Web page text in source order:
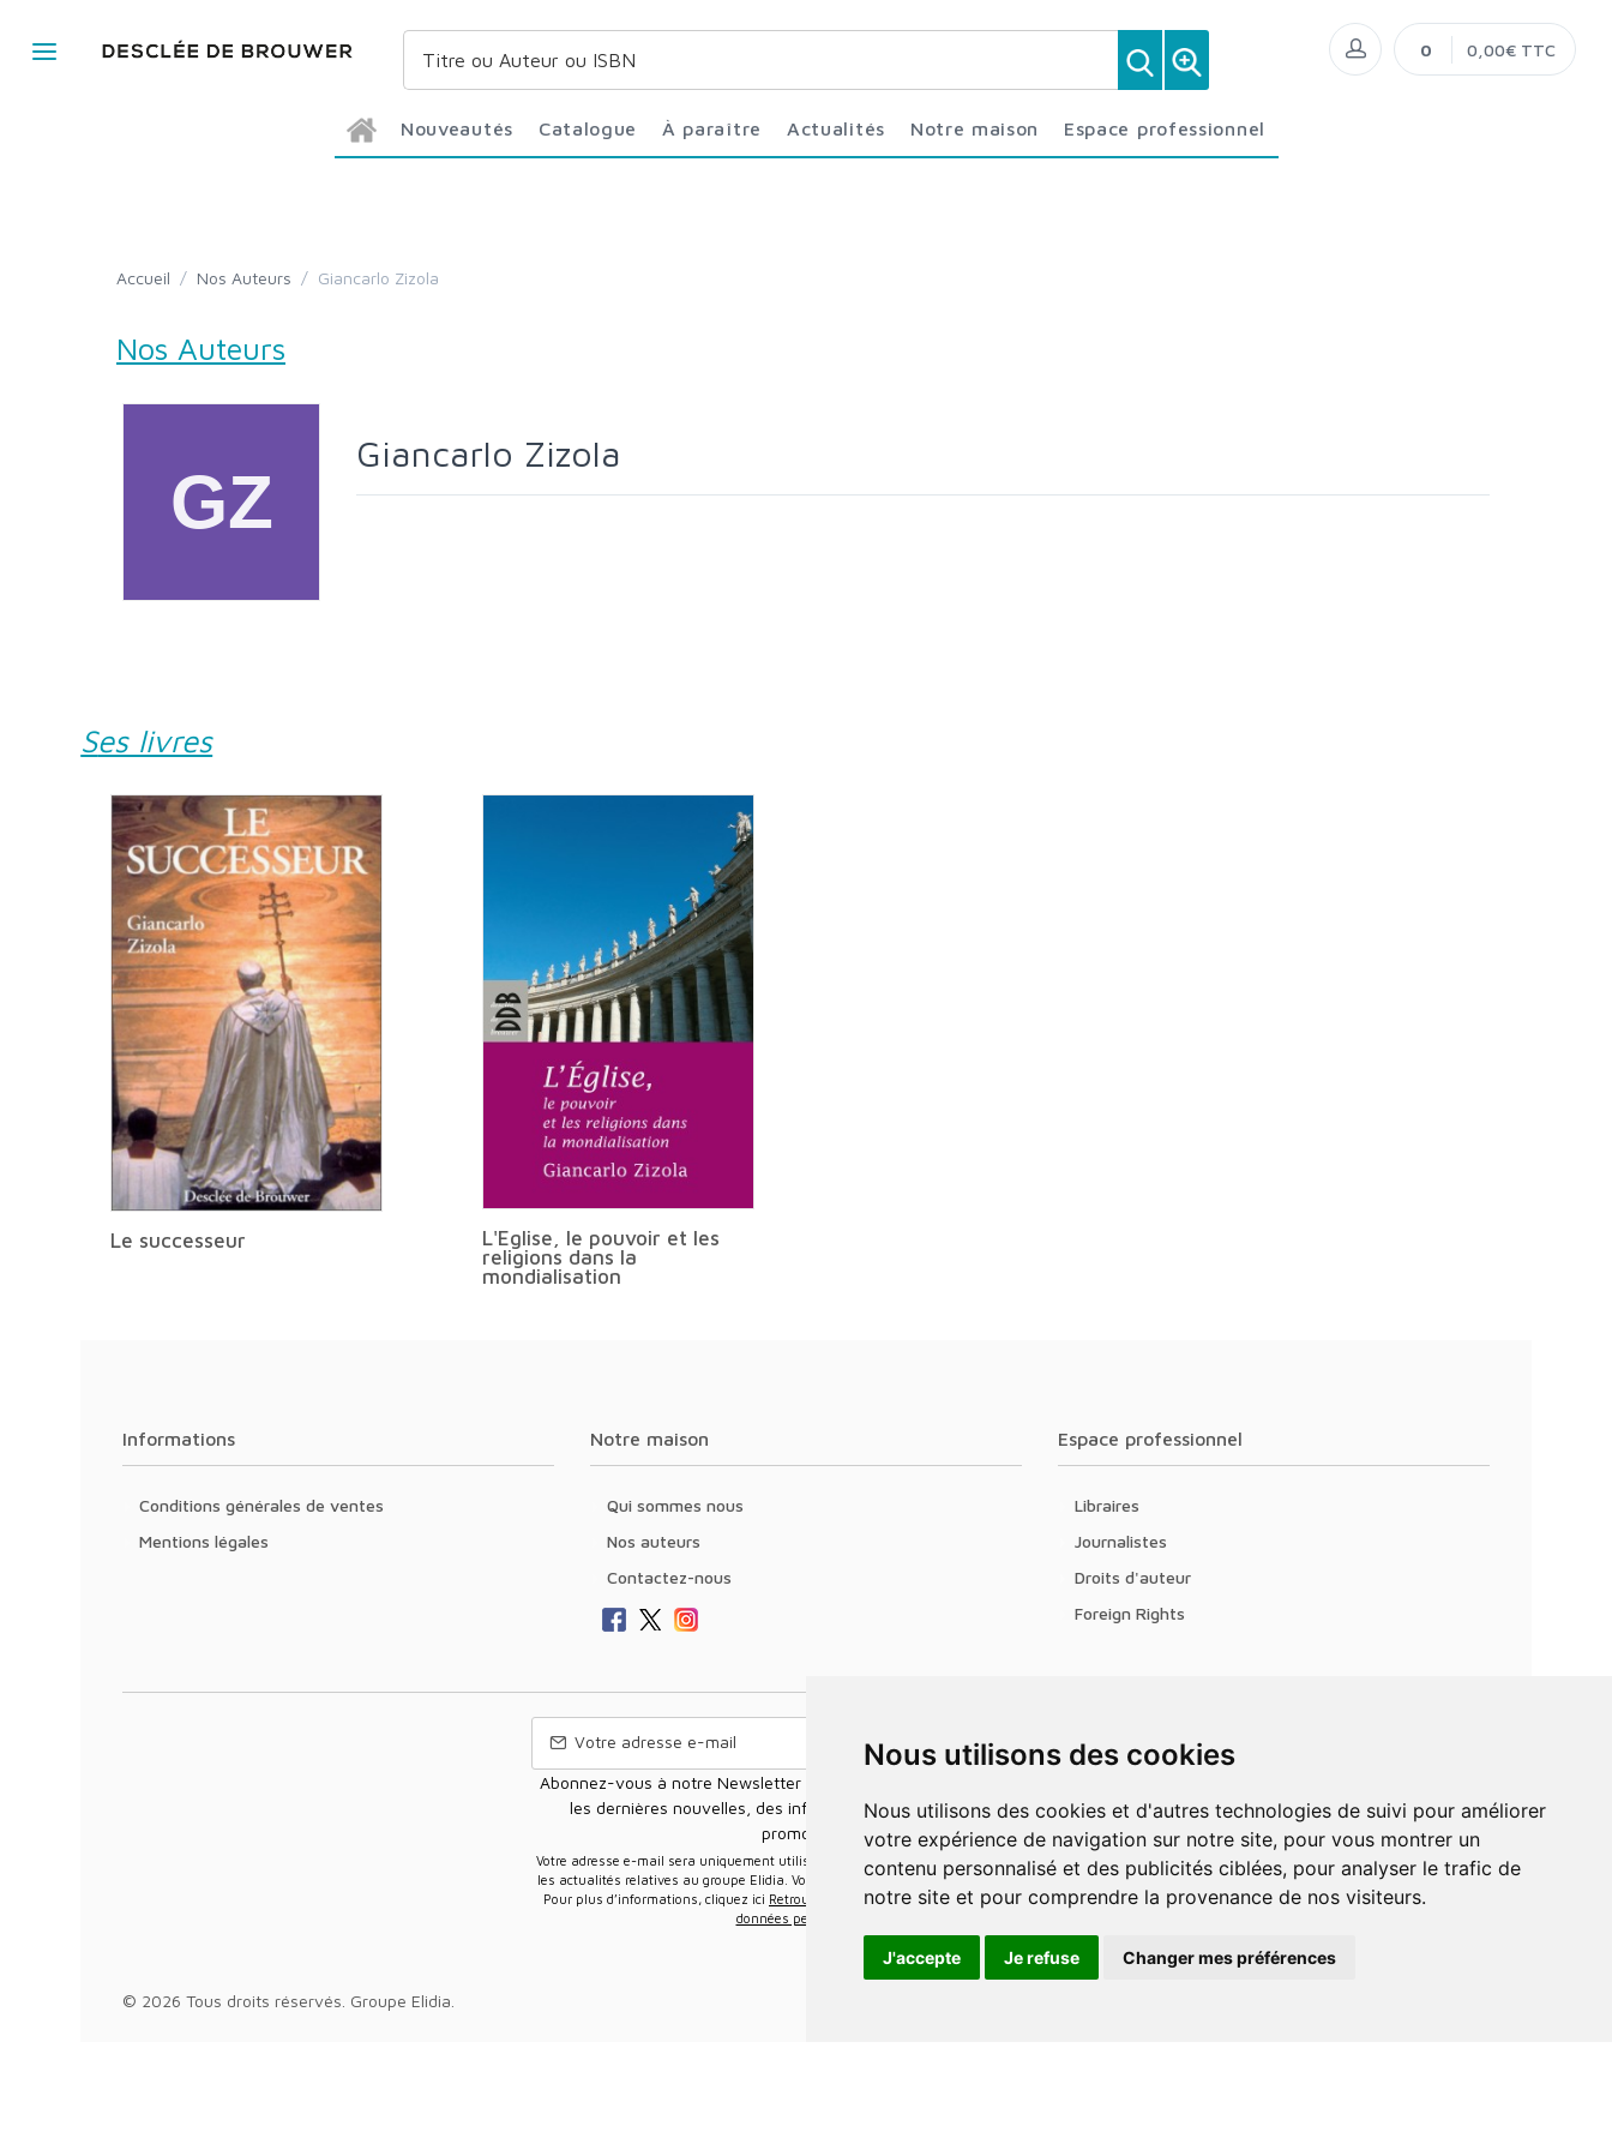
Nous utilisons des cookies
Nous utilisons des cookies et d'autres technologies de suivi pour améliorer
votre expérience de navigation sur notre site, pour vous montrer un
contenu personnalisé et des publicités ciblées, pour analyser le trafic de
notre site et pour comprendre la provenance de nos visiteurs.
J'accepte Je refuse Changer mes préférences
Nouveautés Catalogue À paraître Actualités Notre maison Espace professionnel
0 0,00€ TTC
Accueil / Nos Auteurs / Giancarlo Zizola
Nos Auteurs
Giancarlo Zizola
Ses livres
Le successeur
L'Eglise, le pouvoir et les
religions dans la
mondialisation
Informations
Conditions générales de ventes
Mentions légales
Notre maison
Qui sommes nous
Nos auteurs
Contactez-nous
Espace professionnel
Libraires
Journalistes
Droits d'auteur
Foreign Rights
Abonnez-vous à notre Newsletter pour recevoir nos nouvelles offres,
les dernières nouvelles, des informations sur les ventes et les
promotions.
Votre adresse e-mail sera uniquement utilisée pour vous envoyer des informations sur
les actualités relatives au groupe Elidia. Vous pouvez vous désinscrire à tout moment.
Pour plus d’informations, cliquez ici Retrouvez ici notre politique de protection de vos
données personnelles
© 2026 Tous droits réservés. Groupe Elidia